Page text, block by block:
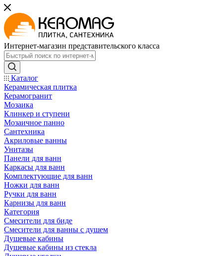
Интернет-магазин представительского класса
Каталог
Керамическая плитка
Керамогранит
Мозаика
Клинкер и ступени
Мозаичное панно
Сантехника
Акриловые ванны
Унитазы
Панели для ванн
Каркасы для ванн
Комплектующие для ванн
Ножки для ванн
Ручки для ванн
Карнизы для ванн
Категория
Смесители для биде
Смесители для ванны с душем
Душевые кабины
Душевые кабины из стекла